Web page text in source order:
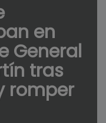
en
General
tras
romper